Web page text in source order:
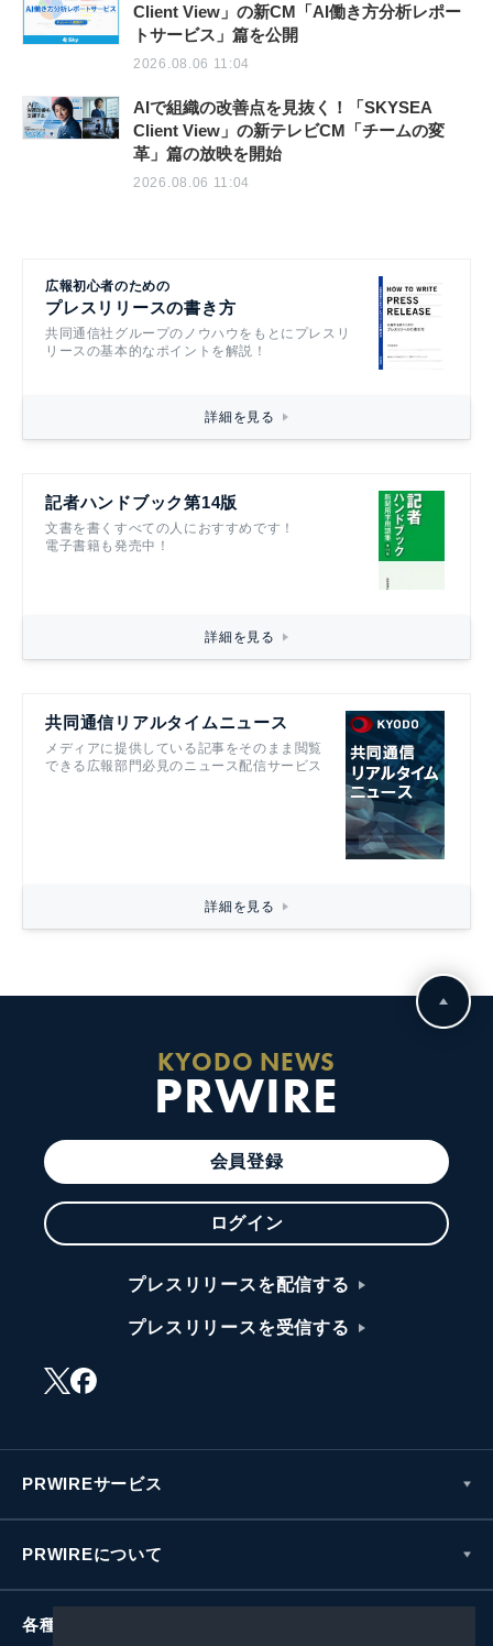
Client View」の新CM「AI働き方分析レポー
トサービス」篇を公開
2026.08.06 11:04
AIで組織の改善点を見抜く！「SKYSEA
Client View」の新テレビCM「チームの変
革」篇の放映を開始
2026.08.06 11:04
広報初心者のための
プレスリリースの書き方
共同通信社グループのノウハウをもとにプレスリ
リースの基本的なポイントを解説！
詳細を見る
記者ハンドブック第14版
文書を書くすべての人におすすめです！
電子書籍も発売中！
詳細を見る
共同通信リアルタイムニュース
メディアに提供している記事をそのまま閲覧
できる広報部門必見のニュース配信サービス
詳細を見る
KYODO NEWS
PRWIRE
会員登録
ログイン
プレスリリースを配信する
プレスリリースを受信する
PRWIREサービス
PRWIREについて
各種お問い合わせ